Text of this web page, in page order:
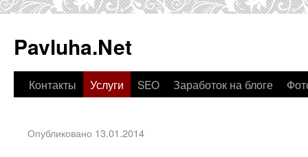
Pavluha.Net
Контакты Услуги SEO Заработок на блоге
Опубликовано 13.01.2014